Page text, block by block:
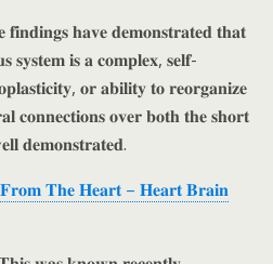
𝐟𝐢𝐧𝐝𝐢𝐧𝐠𝐬 𝐡𝐚𝐯𝐞 𝐝𝐞𝐦𝐨𝐧𝐬𝐭𝐫𝐚𝐭𝐞𝐝 𝐭𝐡𝐚𝐭
𝐬𝐲𝐬𝐭𝐞𝐦 𝐢𝐬 𝐚 𝐜𝐨𝐦𝐩𝐥𝐞𝐱, 𝐬𝐞𝐥𝐟-
𝐨𝐫 𝐚𝐛𝐢𝐥𝐢𝐭𝐲 𝐭𝐨 𝐫𝐞𝐨𝐫𝐠𝐚𝐧𝐢𝐳𝐞
𝐜𝐨𝐧𝐧𝐞𝐜𝐭𝐢𝐨𝐧𝐬 𝐨𝐯𝐞𝐫 𝐛𝐨𝐭𝐡 𝐭𝐡𝐞 𝐬𝐡𝐨𝐫𝐭
𝐝𝐞𝐦𝐨𝐧𝐬𝐭𝐫𝐚𝐭𝐞𝐝.
𝐓𝐡𝐞 𝐇𝐞𝐚𝐫𝐭 – 𝐇𝐞𝐚𝐫𝐭 𝐁𝐫𝐚𝐢𝐧